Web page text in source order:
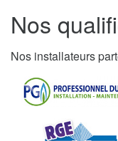
Nos
Nos installateurs